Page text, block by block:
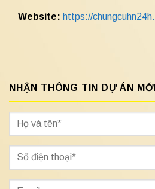
Website: https://
NHẬN THÔNG TIN DỰ ÁN